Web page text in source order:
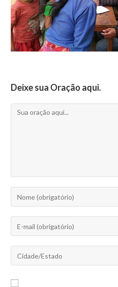
Deixe sua Oração aqui.